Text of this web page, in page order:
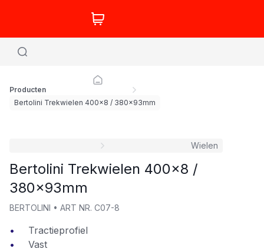
Producten
Bertolini Trekwielen 400x8 / 380x93mm
Wielen
Bertolini Trekwielen 400x8 /
380x93mm
BERTOLINI • ART NR. C07-8
Tractieprofiel
Vast